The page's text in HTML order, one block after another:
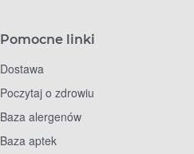
Pomocne linki
Dostawa
Poczytaj o zdrowiu
Baza alergenów
Baza aptek